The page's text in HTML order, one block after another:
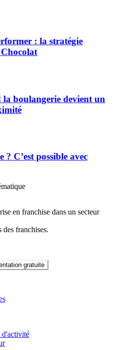
: la stratégie
boulangerie devient un
? C’est possible avec
en franchise dans un secteur
des franchises.
gratuite
d'activité